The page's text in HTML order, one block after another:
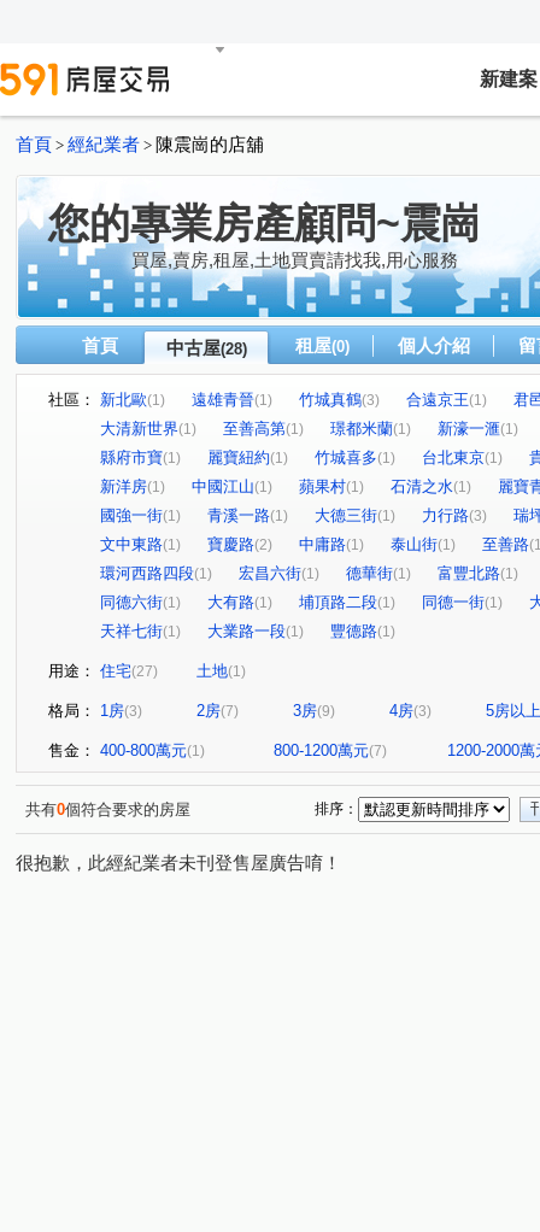
新建案
首頁 > 經紀業者 > 陳震崗的店舖
您的專業房產顧問~震崗
買屋,賣房,租屋,土地買賣請找我,用心服務
首頁 中古屋(28) 租屋(0) 個人介紹
社區： 新北歐(1) 遠雄青晉(1) 竹城真鶴(3) 合遠京王(1)
君
大清新世界(1) 至善高第(1) 璟都米蘭(1) 新濠一滙(1)
縣府市寶(1) 麗寶紐約(1) 竹城喜多(1) 台北東京(1)
新洋房(1) 中國江山(1) 蘋果村(1) 石清之水(1)
麗寶
國強一街(1) 青溪一路(1) 大德三街(1) 力行路(3)
瑞
文中東路(1) 寶慶路(2) 中庸路(1) 泰山街(1) 至善路
環河西路四段(1) 宏昌六街(1) 德華街(1) 富豐北路(1)
同德六街(1) 大有路(1) 埔頂路二段(1) 同德一街(1)
天祥七街(1) 大業路一段(1) 豐德路(1)
用途： 住宅(27) 土地(1)
格局： 1房(3) 2房(7) 3房(9) 4房(3) 5房以上
售金： 400-800萬元(1) 800-1200萬元(7) 1200-2000萬
共有0個符合要求的房屋 排序：
很抱歉，此經紀業者未刊登售屋廣告唷！